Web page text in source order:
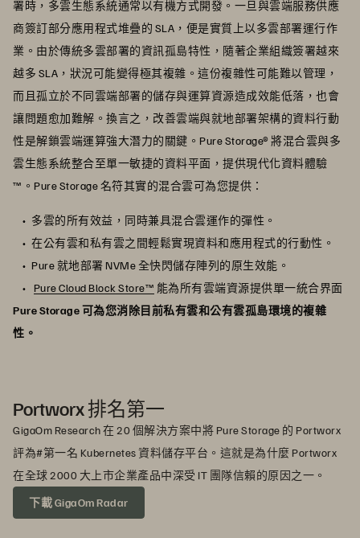
署時，多雲生態系統通常以有機方式開發。一旦與雲端服務供應
商簽訂部分應用程式堆疊的 SLA，便是實質上以多雲部署運行作
業。由於傳統多雲部署的資訊孤島特性，隨著企業組織簽署越來
越多 SLA，狀況可能變得極其複雜。這份複雜性可能難以管理，
而且孤立於不同雲端部署的儲存與運算資源造成效能低落，也會
讓問題愈加難解。換言之，改善雲端與就地部署架構的資料行動
性是解鎖雲端運算強大潛力的關鍵。Pure Storage® 將混合雲與多
雲生態系統整合至單一敏捷的資料平面，提供現代化資料體驗
™。Pure Storage 名符其實的混合雲可為您提供：
多雲的所有效益，同時兼具混合雲運作的彈性。
在公有雲和私有雲之間輕鬆實現資料和應用程式的行動性。
Pure 就地部署 NVMe 全快閃儲存陣列的原生效能。
Pure Cloud Block Store™ 能為所有雲端資源提供單一統合界面
Pure Storage 可為您消除目前私有雲和公有雲孤島環境的複雜
性。
Portworx 排名第一
GigaOm Research 在 20 個解決方案中將 Pure Storage 的 Portworx
評為#第一名 Kubernetes 資料儲存平台。這就是為什麼 Portworx
在全球 2000 大上市企業產品中深受 IT 團隊信賴的原因之一。
下載 GigaOm Radar